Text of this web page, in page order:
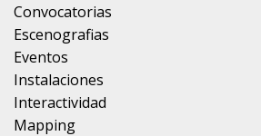
Convocatorias
Escenografias
Eventos
Instalaciones
Interactividad
Mapping